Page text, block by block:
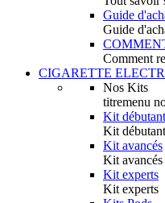
Guide
Guide
Comment
CIGARETTE
Nos Kits
titremenu
Kit
Kit
Kit avancés
Kit avancés
Kit experts
Kit experts